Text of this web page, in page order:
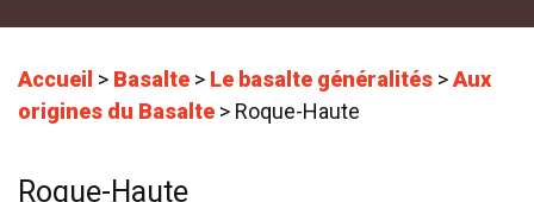
Accueil > Basalte > Le basalte généralités >Aux
origines du Basalte > Roque-Haute
Roque-Haute